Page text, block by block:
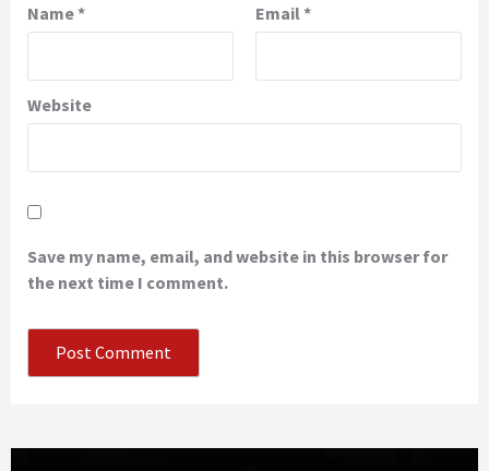
Name* Email *
Website
Save my name, email, and website in this browser for
the next time I comment.